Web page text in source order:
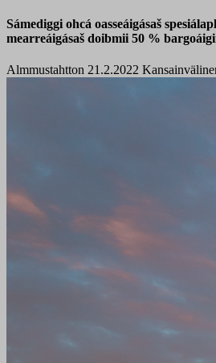
Sámediggi ohcá oasseáigásaš
mearreáigásaš doibmii 50 %
Almmustahtton 21.2.2022